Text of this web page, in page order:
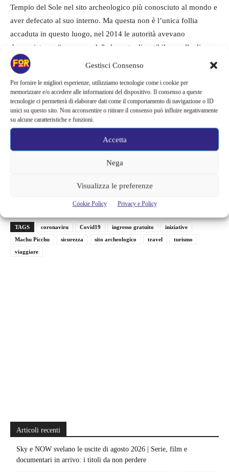
Gestisci Consenso
Per fornire le migliori esperienze, utilizziamo tecnologie come i cookie per
memorizzare e/o accedere alle informazioni del dispositivo. Il consenso a queste
tecnologie ci permetterà di elaborare dati come il comportamento di navigazione o ID
unici su questo sito. Non acconsentire o ritirare il consenso può influire negativamente
su alcune caratteristiche e funzioni.
Accetta
Nega
Visualizza le preferenze
Cookie Policy Privacy e Policy
Tempio del Sole nel sito archeologico più conosciuto al mondo e
aver defecato al suo interno. Ma questa non è l’unica follia
accaduta in questo luogo, nel 2014 le autorità avevano
denunciato un “nuova moda” alquanto discutibile, quella di
fotografarsi nudi nel luogo sacro. All’epoca quattro turisti
americani erano stati arrestati per essersi spogliati e aver postato
poi le foto sui social. Abbiamo sperato che questa pandemia
nella sua atrocità avesse portato anche un po’ di sale in zucca,
maggiore consapevolezza e il desiderio di essere persone
migliori, solo il tempo potrà dirci se è cambiato qualcosa.
Chi vorrà visitare il Machu Picchu si dovrà attenere a precise
ingresso su prenotazione, orari prestabiliti e con visitatori
TAGS coronaviru Covid19 ingresso gratuito
iniziative
Machu Picchu
sicurezza sito archeologico travel
turismo
viaggiare
Articoli recenti
Sky e NOW svelano le uscite di agosto 2026 | Serie, film e
documentari in arrivo: i titoli da non perdere